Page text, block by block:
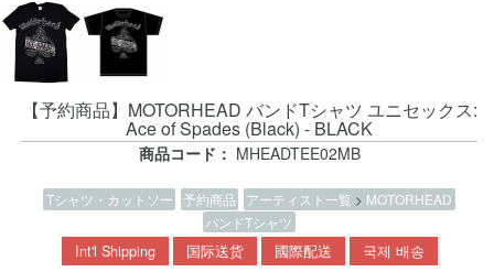
【予約商品】MOTORHEAD バンドTシャツ ユニセックス:
Ace of Spades (Black) - BLACK
商品コード： MHEADTEE02MB
Tシャツ・カットソー 予約商品 アーティスト一覧 > MOTORHEAD
バンドTシャツ
Int'l Shipping 国际送货 國際配送 국제 배송